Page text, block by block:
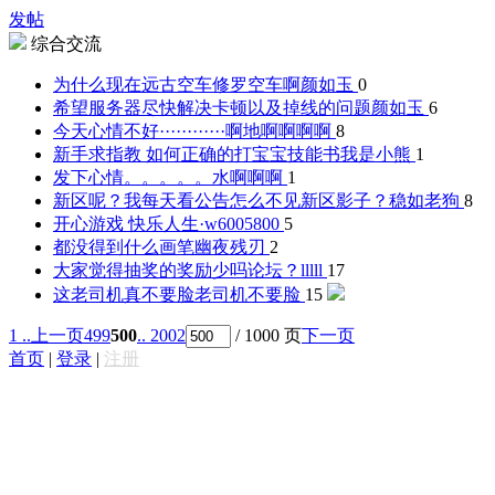
发帖
综合交流
为什么现在远古空车修罗空车啊颜如玉 0
希望服务器尽快解决卡顿以及掉线的问题颜如玉 6
今天心情不好············啊地啊啊啊啊 8
新手求指教 如何正确的打宝宝技能书我是小熊 1
发下心情。。。。。 水啊啊啊 1
新区呢？我每天看公告怎么不见新区影子？ 稳如老狗 8
开心游戏 快乐人生·w6005800 5
都没得到什么画笔幽夜残刃 2
大家觉得抽奖的奖励少吗论坛？ lllll 17
这老司机真不要脸老司机不要脸 15
1 .. 上一页499500.. 2002 / 1000 页下一页
首页 | 登录 | 注册